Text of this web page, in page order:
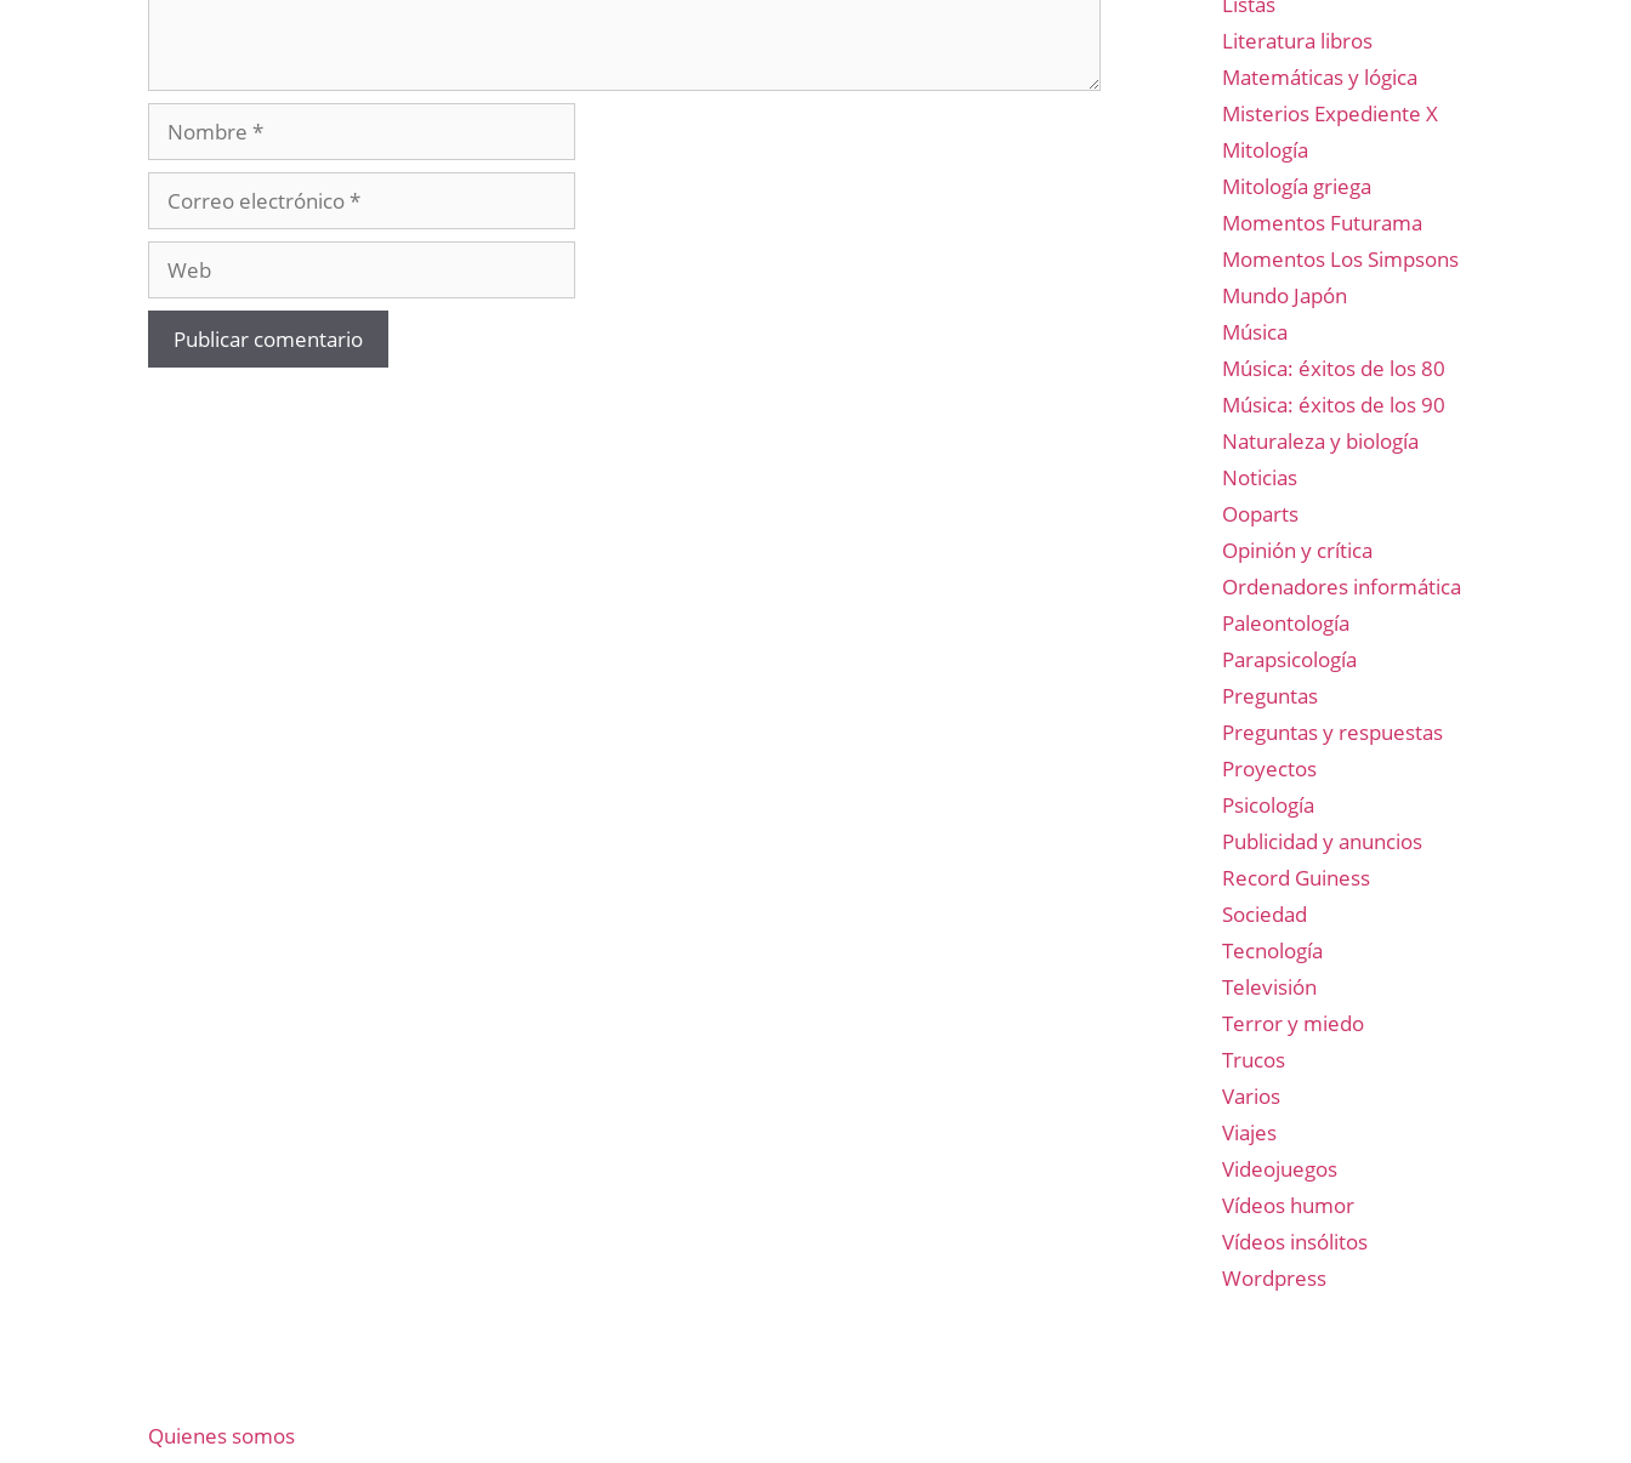
Nombre
electrónico
Literatura libros
Matemáticas y lógica
Misterios Expediente X
Mitología
Mitología griega
Momentos Futurama
Momentos Los Simpsons
Mundo Japón
Música
Música: éxitos de los 80
Música: éxitos de los 90
Naturaleza y biología
Noticias
Ooparts
Opinión y crítica
Ordenadores informática
Paleontología
Parapsicología
Preguntas
Preguntas y respuestas
Proyectos
Psicología
Publicidad y anuncios
Record Guiness
Sociedad
Tecnología
Televisión
Terror y miedo
Trucos
Varios
Viajes
Videojuegos
Vídeos humor
Vídeos insólitos
Wordpress
Quienes somos